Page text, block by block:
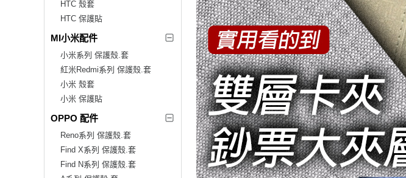
HTC 殼套
HTC 保護貼
MI小米配件
小米系列 保護殼.套
紅米Redmi系列 保護殼.套
小米 殼套
小米 保護貼
OPPO 配件
Reno系列 保護殼.套
Find X系列 保護殼.套
Find N系列 保護殼.套